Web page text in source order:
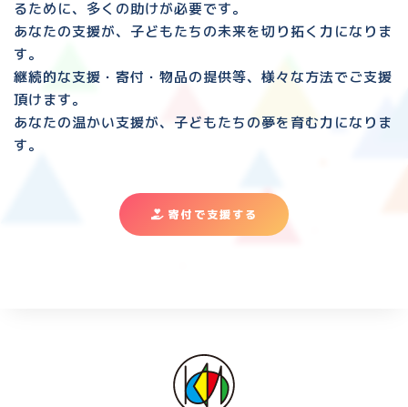
るために、多くの助けが必要です。
あなたの支援が、子どもたちの未来を切り拓く力になりま
す。
継続的な支援・寄付・物品の提供等、様々な方法でご支援
頂けます。
あなたの温かい支援が、子どもたちの夢を育む力になりま
す。
寄付で支援する